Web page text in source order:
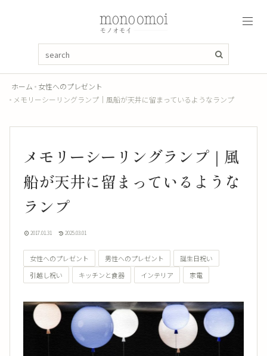
ホーム
女性へのプレゼント
メモリーシーリングランプ｜風船が天井に留まっているようなランプ
メモリーシーリングランプ｜風
船が天井に留まっているような
ランプ
2017.01.31 2025.03.01
女性へのプレゼント 男性へのプレゼント
誕生日祝い
引越し祝い
キッチンと食器 インテリア 家電